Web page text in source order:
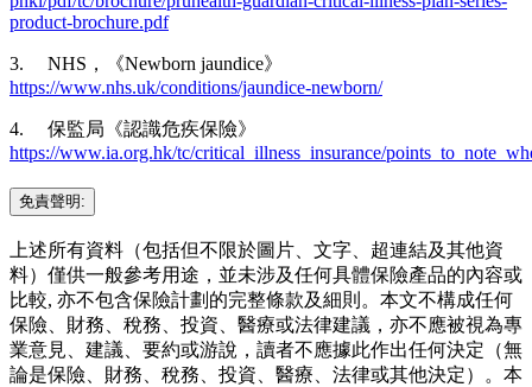
product-brochure.pdf
3. NHS，《Newborn jaundice》
https://www.nhs.uk/conditions/jaundice-newborn/
4. 保監局《認識危疾保險》
https://www.ia.org.hk/tc/critical_illness_insurance/
免責聲明:
上述所有資料（包括但不限於圖片、文字、超連結及其他資
料）僅供一般參考用途，並未涉及任何具體保險產品的內容或
比較, 亦不包含保險計劃的完整條款及細則。本文不構成任何
保險、財務、稅務、投資、醫療或法律建議，亦不應被視為專
業意見、建議、要約或游說，讀者不應據此作出任何決定（無
論是保險、財務、稅務、投資、醫療、法律或其他決定）。本